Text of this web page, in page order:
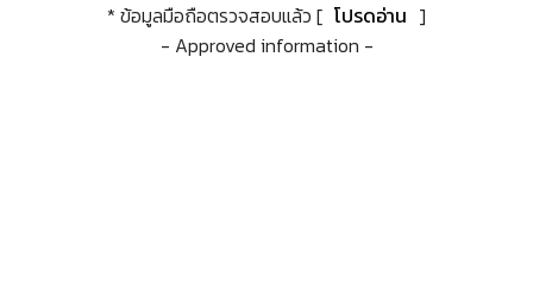
* ข้อมูลมือถือตรวจสอบแล้ว [ โปรดอ่าน ]
- Approved information -